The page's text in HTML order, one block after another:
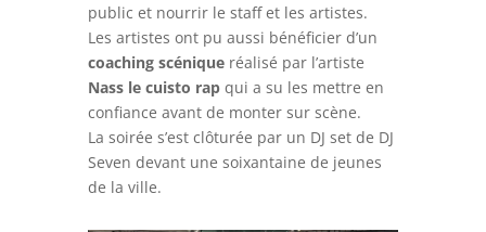
public et nourrir le staff et les artistes.
Les artistes ont pu aussi bénéficier d’un
coaching scéniqueréalisé par l’artiste
Nass le cuisto rapqui a su les mettre en
confiance avant de monter sur scène.
La soirée s’est clôturée par un DJ set de DJ
Seven devant une soixantaine de jeunes
de la ville.